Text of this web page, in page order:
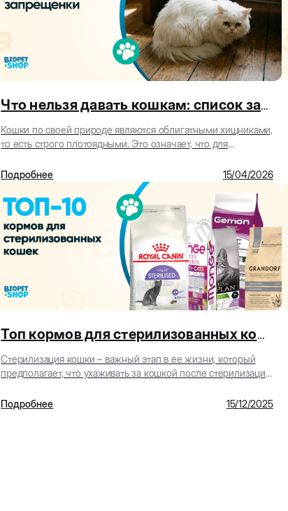
Что нельзя давать кошкам: список запрещенки
Кошки по своей природе являются облигатными хищниками,
то есть строго плотоядными. Это означает, что для
Подробнее
15/04/2026
Топ кормов для стерилизованных кошек: лучшие варианты для здорового рациона
Стерилизация кошки – важный этап в ее жизни, который
предполагает, что ухаживать за кошкой после стерилизации
Подробнее
15/12/2025